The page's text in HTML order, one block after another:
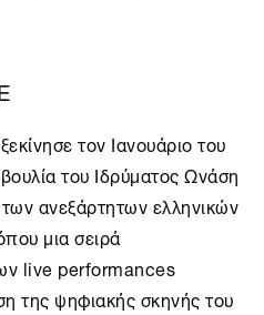
ξεκίνησε τον Ιανουάριο του
του Ιδρύματος Ωνάση
ανεξάρτητων ελληνικών
μια σειρά
live performances
της ψηφιακής σκηνής του